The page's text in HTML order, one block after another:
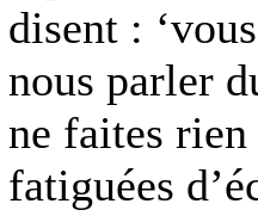
disent :
nous parler
ne faites
fatiguées